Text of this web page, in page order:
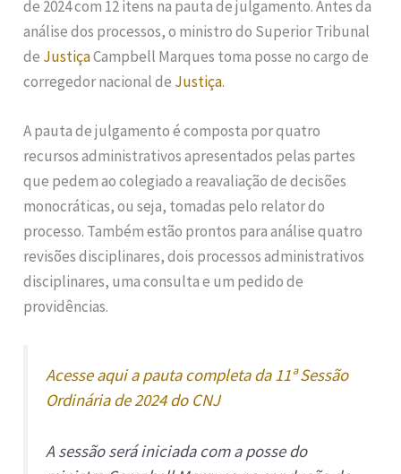
de 2024 com 12 itens na pauta de julgamento. Antes da
análise dos processos, o ministro do Superior Tribunal
de JustiçaCampbell Marques toma posse no cargo de
corregedor nacional de Justiça.
A pauta de julgamento é composta por quatro
recursos administrativos apresentados pelas partes
que pedem ao colegiado a reavaliação de decisões
monocráticas, ou seja, tomadas pelo relator do
processo. Também estão prontos para análise quatro
revisões disciplinares, dois processos administrativos
disciplinares, uma consulta e um pedido de
providências.
Acesse aqui a pauta completa da 11ª Sessão
Ordinária de 2024 do CNJ
A sessão será iniciada com a posse do